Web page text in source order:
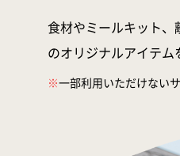
食材やミールキット、
のオリジナルアイテム
※一部利用いただけない